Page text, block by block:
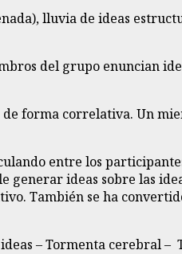
lluvia de ideas
del grupo enuncian
de forma correlativa. Un
entre los
generar ideas sobre las
También se ha
– Tormenta cerebral –